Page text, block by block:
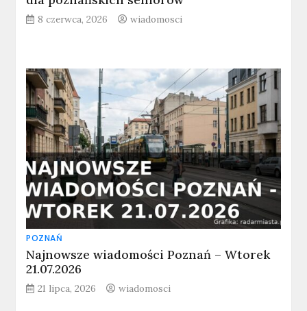
8 czerwca, 2026 wiadomosci
POZNAŃ
Najnowsze wiadomości Poznań – Wtorek
21.07.2026
21 lipca, 2026 wiadomosci